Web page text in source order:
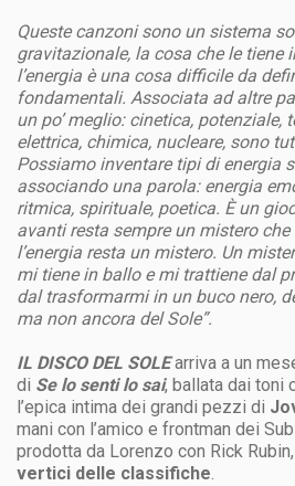
Queste canzoni sono un sistema
gravitazionale, la cosa che le tiene
l’energia è una cosa difficile da
fondamentali. Associata ad altre
un po’ meglio: cinetica, potenziale,
elettrica, chimica, nucleare, sono
Possiamo inventare tipi di energia
associando una parola: energia
ritmica, spirituale, poetica. È un
avanti resta sempre un mistero
l’energia resta un mistero. Un
mi tiene in ballo e mi trattiene dal
dal trasformarmi in un buco nero,
ma non ancora del Sole”.
IL DISCO DEL SOLE arriva a un
di Se lo senti lo sai, ballata dai toni
l’epica intima dei grandi pezzi di
mani con l’amico e frontman dei
prodotta da Lorenzo con Rick Rubin,
vertici delle classifiche.